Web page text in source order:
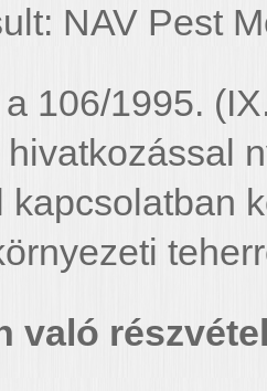
Pest
106/1995.
kapcsolatban
való